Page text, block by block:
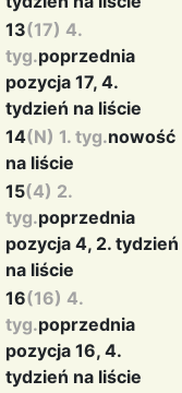
13(17) 4.
tyg.poprzednia
pozycja 17, 4.
tydzień na liście
14(N) 1. tyg.nowość
na liście
15(4) 2.
tyg.poprzednia
pozycja 4, 2. tydzień
na liście
16(16) 4.
tyg.poprzednia
pozycja 16, 4.
tydzień na liście